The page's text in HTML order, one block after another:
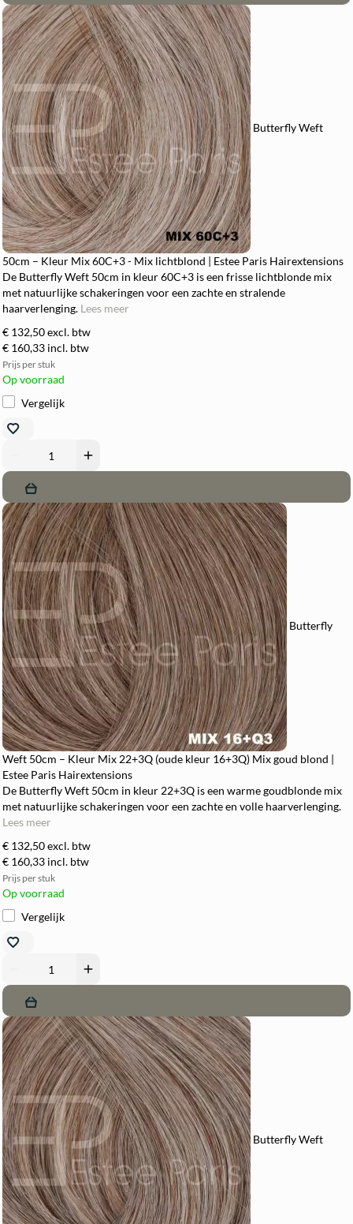
Butterfly Weft
50cm – Kleur Mix 60C+3 - Mix lichtblond | Estee Paris Hairextensions
De Butterfly Weft 50cm in kleur 60C+3 is een frisse lichtblonde mix
met natuurlijke schakeringen voor een zachte en stralende
haarverlenging. Lees meer
€ 132,50excl. btw
€ 160,33 incl. btw
Prijs per stuk
Op voorraad
Vergelijk
add
Butterfly
Weft 50cm – Kleur Mix 22+3Q (oude kleur 16+3Q) Mix goud blond |
Estee Paris Hairextensions
De Butterfly Weft 50cm in kleur 22+3Q is een warme goudblonde mix
met natuurlijke schakeringen voor een zachte en volle haarverlenging.
Lees meer
€ 132,50excl. btw
€ 160,33 incl. btw
Prijs per stuk
Op voorraad
Vergelijk
add
Butterfly Weft